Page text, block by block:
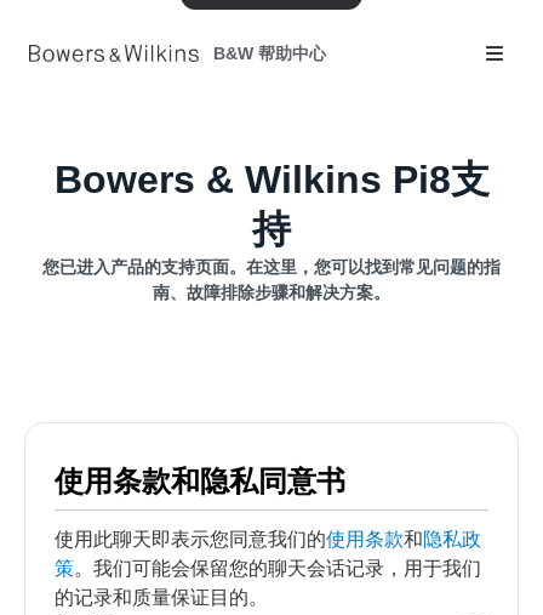
B&W 帮助中心
Bowers & Wilkins Pi8支
持
您已进入产品的支持页面。在这里，您可以找到常见问题的指
南、故障排除步骤和解决方案。
使用条款和隐私同意书
使用此聊天即表示您同意我们的使用条款和隐私政
策。我们可能会保留您的聊天会话记录，用于我们
的记录和质量保证目的。